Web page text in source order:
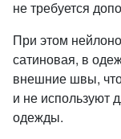
не требуется
При этом
сатиновая, в
внешние швы,
и не используют
одежды.